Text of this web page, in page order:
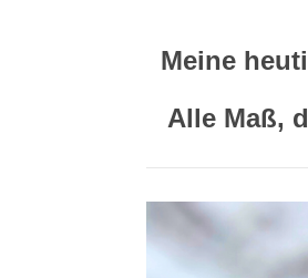
Meine
Alle Maß,
Video-
Player